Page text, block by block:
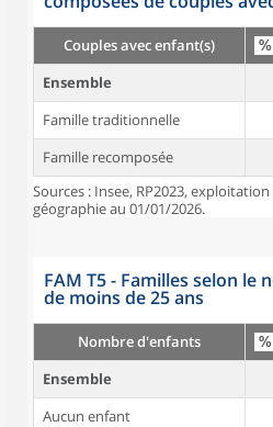
Couples avec enfant(s)
Ensemble
Famille traditionnelle
Famille recomposée
Sources : Insee, RP2023,
géographie au 01/01/2026.
FAM T5 - Familles selon le
de moins de 25 ans
Nombre d'enfants
Ensemble
Aucun enfant